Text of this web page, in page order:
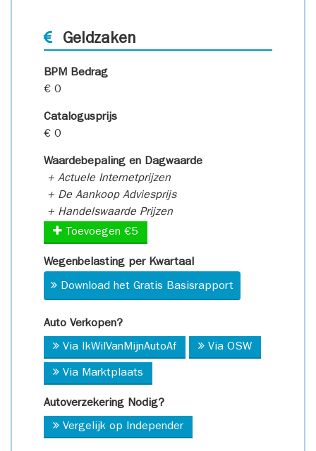
Geldzaken
BPM Bedrag
€ 0
Catalogusprijs
€ 0
Waardebepaling en Dagwaarde
+ Actuele Internetprijzen
+ De Aankoop Adviesprijs
+ Handelswaarde Prijzen
Toevoegen €5
Wegenbelasting per Kwartaal
Download het Gratis Basisrapport
Auto Verkopen?
Via IkWilVanMijnAutoAf Via OSW
Via Marktplaats
Autoverzekering Nodig?
Vergelijk op Independer